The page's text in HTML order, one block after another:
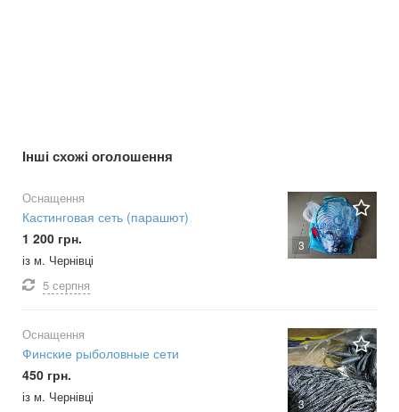
Інші схожі оголошення
3
Оснащення
Кастинговая сеть (парашют)
1 200 грн.
із м. Чернівці
5 серпня
3
Оснащення
Финские рыболовные сети
450 грн.
із м. Чернівці